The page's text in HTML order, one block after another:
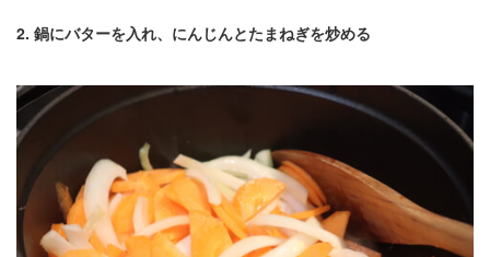
2. 鍋にバターを入れ、にんじんとたまねぎを炒める